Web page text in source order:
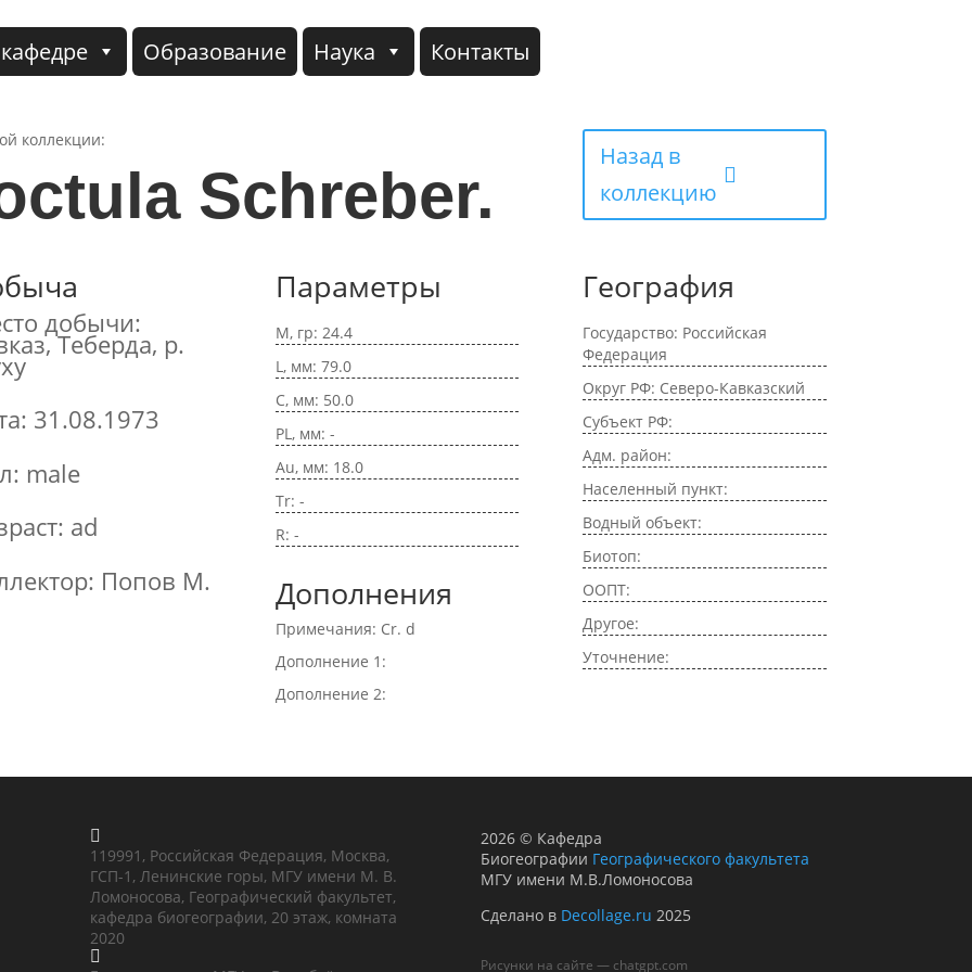
Образование Наука Контакты
коллекции:
Schreber.
Назад в
коллекцию
добычи:
Теберда, р.
31.08.1973
male
ad
Попов М.
Параметры
M, гр: 24.4
L, мм: 79.0
C, мм: 50.0
PL, мм: -
Au, мм: 18.0
Tr: -
R: -
Дополнения
Примечания: Cr. d
Дополнение 1:
Дополнение 2:
География
Государство: Российская
Федерация
Округ РФ: Северо-Кавказский
Субъект РФ:
Адм. район:
Населенный пункт:
Водный объект:
Биотоп:
ООПТ:
Другое:
Уточнение:

119991, Российская Федерация, Москва,
ГСП-1, Ленинские горы, МГУ имени М. В.
Ломоносова, Географический факультет,
кафедра биогеографии, 20 этаж, комната
2020

2026 © Кафедра
Биогеографии Географического факультета
МГУ имени М.В.Ломоносова
Сделано в Decollage.ru 2025
Рисунки на сайте — chatgpt.com